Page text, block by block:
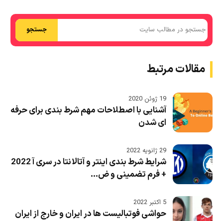
جستجو
مقالات مرتبط
19 ژوئن 2020
آشنایی با اصطلاحات مهم شرط بندی برای حرفه
ای شدن
29 ژانویه 2022
شرایط شرط بندی اینتر و آتالانتا در سری آ 2022
+ فرم تضمینی و ض...
5 اکتبر 2022
حواشی فوتبالیست ها در ایران و خارج از ایران